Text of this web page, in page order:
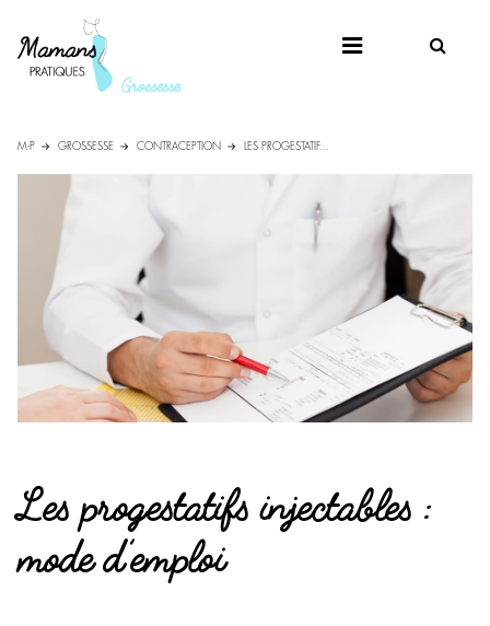
M-P GROSSESSE CONTRACEPTION LES PROGESTATIF...
Les progestatifs injectables :
mode d’emploi